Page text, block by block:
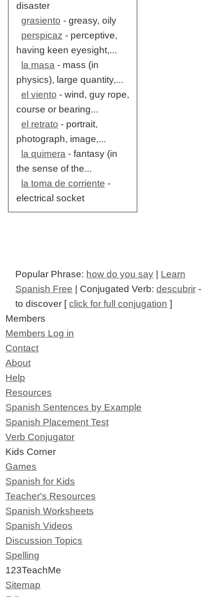
disaster
grasiento - greasy, oily
perspicaz - perceptive,
having keen eyesight,...
la masa - mass (in
physics), large quantity,...
el viento - wind, guy rope,
course or bearing...
el retrato - portrait,
photograph, image,...
la quimera - fantasy (in
the sense of the...
la toma de corriente -
electrical socket
Popular Phrase: how do you say
Learn
Spanish Free | Conjugated Verb:descubrir -
to discover [click for full conjugation ]
Members
Members Log in
Contact
About
Help
Resources
Spanish Sentences by Example
Spanish Placement Test
Verb Conjugator
Kids Corner
Games
Spanish for Kids
Teacher's Resources
Spanish Worksheets
Spanish Videos
Discussion Topics
Spelling
123TeachMe
Sitemap